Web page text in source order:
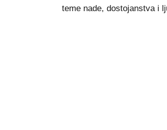
teme nade, dostojanstva i